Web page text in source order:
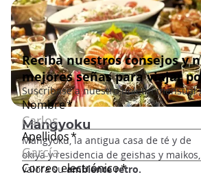
Mangyoku
Mangyoku, la antigua casa de té y de
okiya y residencia de geishas y maikos,
valora suambiente retro.